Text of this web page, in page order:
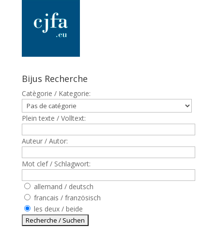
Bijus Recherche
Catègorie / Kategorie:
Plein texte / Volltext:
Auteur / Autor:
Mot clef / Schlagwort:
allemand / deutsch
francais / französisch
les deux / beide